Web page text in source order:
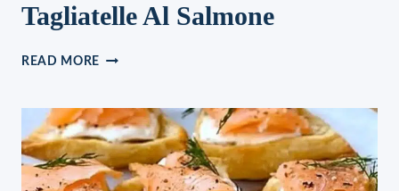
Tagliatelle Al Salmone
READ MORE TAGLIATELLE